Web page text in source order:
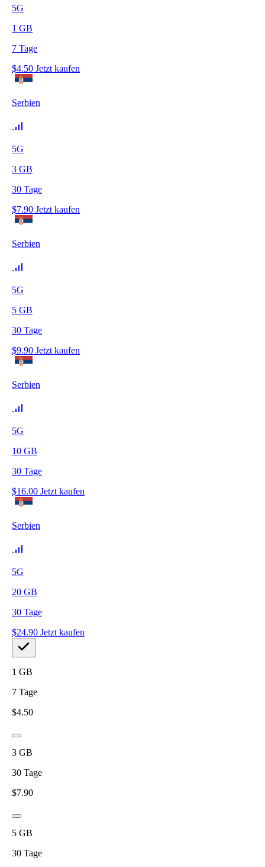
5G
1 GB
7 Tage
$4.50 Jetzt kaufen
Serbien
5G
3 GB
30 Tage
$7.90 Jetzt kaufen
Serbien
5G
5 GB
30 Tage
$9.90 Jetzt kaufen
Serbien
5G
10 GB
30 Tage
$16.00 Jetzt kaufen
Serbien
5G
20 GB
30 Tage
$24.90 Jetzt kaufen
1 GB
7 Tage
$4.50
3 GB
30 Tage
$7.90
5 GB
30 Tage